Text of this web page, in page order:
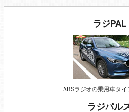
ラジPAL
ABSラジオの乗用車タイ
ラジパル